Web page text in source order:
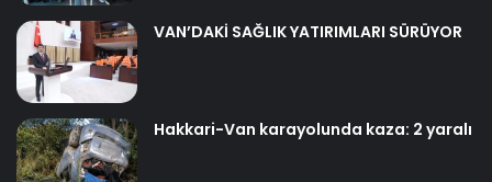
VAN’DAKİ SAĞLIK YATIRIMLARI SÜRÜYOR
Hakkari-Van karayolunda kaza: 2 yaralı